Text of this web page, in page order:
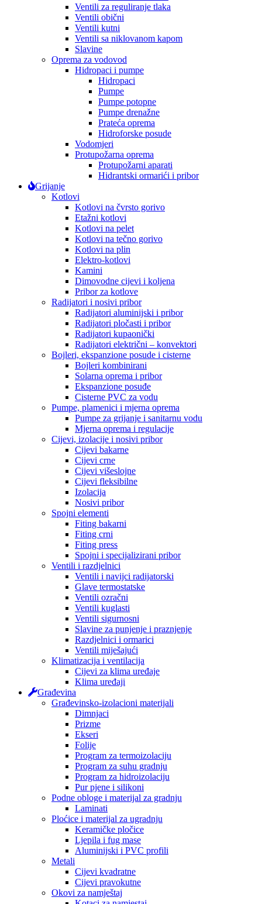
Ventili za reguliranje tlaka
Ventili obični
Ventili kutni
Ventili sa niklovanom kapom
Slavine
Oprema za vodovod
Hidropaci i pumpe
Hidropaci
Pumpe
Pumpe potopne
Pumpe drenažne
Prateća oprema
Hidroforske posude
Vodomjeri
Protupožarna oprema
Protupožarni aparati
Hidrantski ormarići i pribor
Grijanje
Kotlovi
Kotlovi na čvrsto gorivo
Etažni kotlovi
Kotlovi na pelet
Kotlovi na tečno gorivo
Kotlovi na plin
Elektro-kotlovi
Kamini
Dimovodne cijevi i koljena
Pribor za kotlove
Radijatori i nosivi pribor
Radijatori aluminijski i pribor
Radijatori pločasti i pribor
Radijatori kupaonički
Radijatori električni – konvektori
Bojleri, ekspanzione posude i cisterne
Bojleri kombinirani
Solarna oprema i pribor
Ekspanzione posuđe
Cisterne PVC za vodu
Pumpe, plamenici i mjerna oprema
Pumpe za grijanje i sanitarnu vodu
Mjerna oprema i regulacije
Cijevi, izolacije i nosivi pribor
Cijevi bakarne
Cijevi crne
Cijevi višeslojne
Cijevi fleksibilne
Izolacija
Nosivi pribor
Spojni elementi
Fiting bakarni
Fiting crni
Fiting press
Spojni i specijalizirani pribor
Ventili i razdjelnici
Ventili i navijci radijatorski
Glave termostatske
Ventili ozračni
Ventili kuglasti
Ventili sigurnosni
Slavine za punjenje i praznjenje
Razdjelnici i ormarici
Ventili miješajući
Klimatizacija i ventilacija
Cijevi za klima uređaje
Klima uređaji
Građevina
Građevinsko-izolacioni materijali
Dimnjaci
Prizme
Ekseri
Folije
Program za termoizolaciju
Program za suhu gradnju
Program za hidroizolaciju
Pur pjene i silikoni
Podne obloge i materijal za gradnju
Laminati
Ploćice i materijal za ugradnju
Keramičke pločice
Ljepila i fug mase
Aluminijski i PVC profili
Metali
Cijevi kvadratne
Cijevi pravokutne
Okovi za namještaj